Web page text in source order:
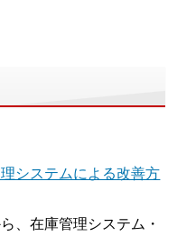
システムによる改善方
、在庫管理システム・